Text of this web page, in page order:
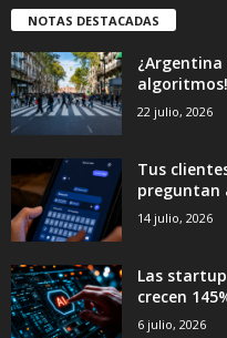
NOTAS DESTACADAS
¿Argentina
algoritmos!
22 julio, 2026
Tus
preguntan
14 julio, 2026
Las
crecen
6 julio, 2026